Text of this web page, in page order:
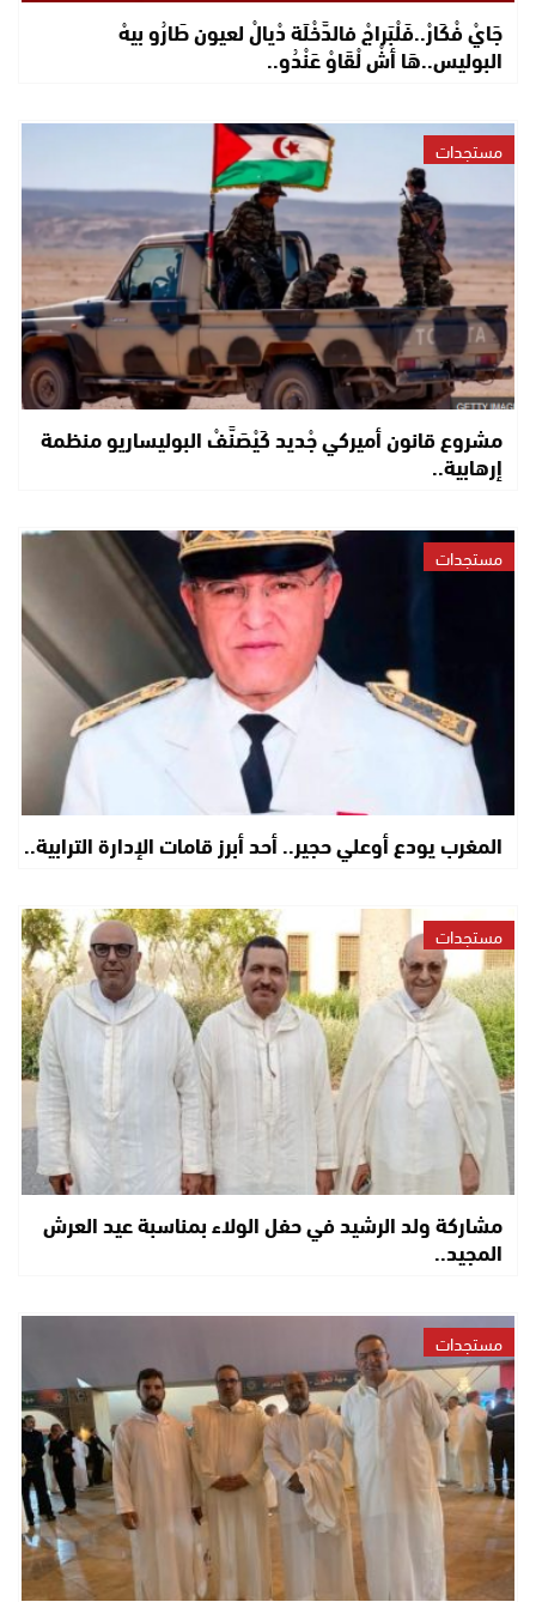
جَايْ فْكَارْ..فَلْبَراجْ فالدَّخْلَة دْيالْ لعيون طَارُو بيهْ
البوليس..هَا أشْ لْقَاوْ عَنْدُو..
مستجدات
مشروع قانون أميركي جْديد كَيْصَنَّفْ البوليساريو منظمة
إرهابية..
مستجدات
المغرب يودع أوعلي حجير.. أحد أبرز قامات الإدارة الترابية..
مستجدات
مشاركة ولد الرشيد في حفل الولاء بمناسبة عيد العرش
المجيد..
مستجدات